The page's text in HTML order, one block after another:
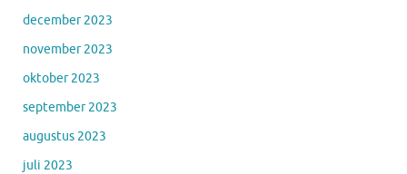
december 2023
november 2023
oktober 2023
september 2023
augustus 2023
juli 2023